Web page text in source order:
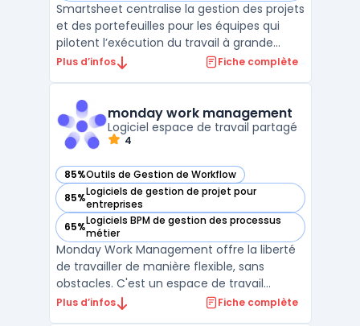
Smartsheet centralise la gestion des projets
et des portefeuilles pour les équipes qui
pilotent l’exécution du travail à grande
échelle. Cette plateforme cloud permet à
la planification et l’automatisation dans un
espa ...
Plus d’infos Fiche complète
monday work management
Logiciel espace de travail partagé
4
85%Outils de Gestion de Workflow
— voir monday work management dans cette catégorie
85%Logiciels de gestion de projet pour
entreprises
— voir monday work management dans cette catégorie
65%Logiciels BPM de gestion des processus
métier
— voir monday work management dans cette catégorie
Monday Work Management offre la liberté
de travailler de manière flexible, sans
obstacles. C'est un espace de travail
partagé conçu pour favoriser la
Plus d’infos Fiche complète